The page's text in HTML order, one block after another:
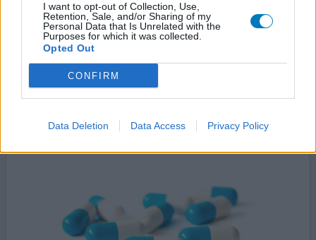
I want to opt-out of Collection, Use,
Retention, Sale, and/or Sharing of my
Personal Data that Is Unrelated with the
Purposes for which it was collected.
Opted Out
CONFIRM
Data Deletion Data Access Privacy Policy
MedicatieCombinatieCheck
Controleer nu zelf de combinatie van
uw medicijnen op interacties, snel en eenvoudig.
Kijk hier voor informatie over zwangerschap.